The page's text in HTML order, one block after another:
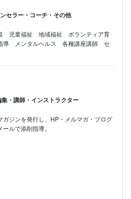
セラー・コーチ・その他
　児童福祉　地域福祉　ボランティア育
導　メンタルヘルス　各種講座講師　セ
・講師・インストラクター
ガジンを発行し、HP・メルマガ・ブログ
ルで添削指導。